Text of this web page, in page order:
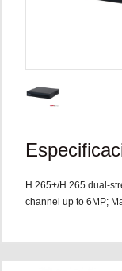
H.265+/H.265 dual-
channel up to 6MP;